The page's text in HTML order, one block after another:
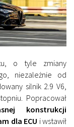
o tyle zmiany
niezależnie od
silnik 2.9 V6,
Popracował
konstrukcji
dla ECU i wstawił